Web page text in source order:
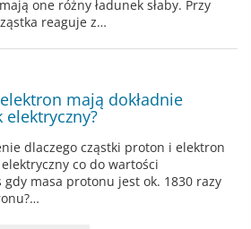
one różny ładunek słaby. Przy
reaguje z…
mają dokładnie
elektryczny?
dlaczego cząstki proton i elektron
co do wartości
masa protonu jest ok. 1830 razy